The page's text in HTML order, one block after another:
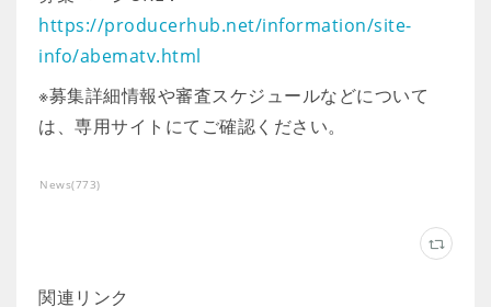
https://producerhub.net/information/site-
info/abematv.html
※募集詳細情報や審査スケジュールなどについて
は、専用サイトにてご確認ください。
News(773)
関連リンク